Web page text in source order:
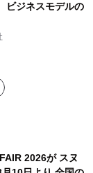
ビジネスモデルの
2026が スヌ